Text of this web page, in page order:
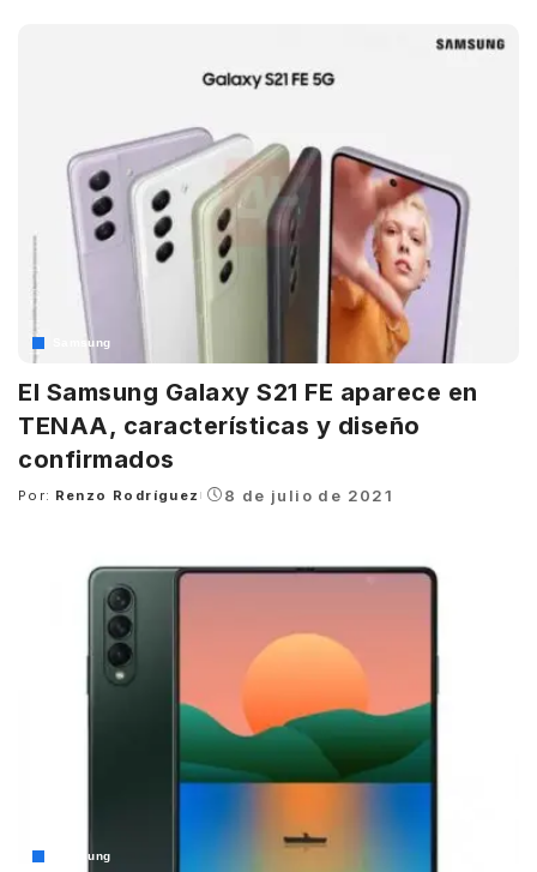
Samsung
El Samsung Galaxy S21 FE aparece en
TENAA, características y diseño
confirmados
Posted
Por: Renzo Rodríguez 8 de julio de 2021
Samsung